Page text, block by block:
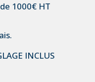
1000€ HT
INCLUS